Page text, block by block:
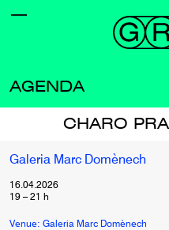
AGENDA
CHARO
Galeria Marc Domènech
16.04.2026
19 – 21 h
Venue: Galeria Marc Domènech